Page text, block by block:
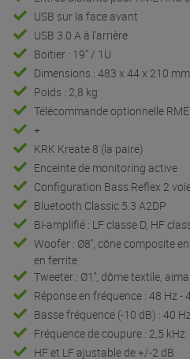
USB sur la face avant
USB 3.0 A à l'arrière
Boitier : 19" / 1U
Dimensions : 483 x 44 x 210 mm
Poids : 2,8 kg
Télécommande optionnelle
+
KRK Kreate 8 (la paire)
Enceinte de monitoring active
Configuration Bass Reflex 2
Bluetooth Classic 5.3 A2DP
Bi-amplifié : LF classe D, HF
Woofer : Ø8'', cône composite
en ferrite
Tweeter : Ø1'', dôme textile,
Réponse en fréquence : 48 Hz -
Basse fréquence (-10 dB) : 40
Fréquence de coupure : 2,5 kHz
HF et LF ajustable de +/-2 dB